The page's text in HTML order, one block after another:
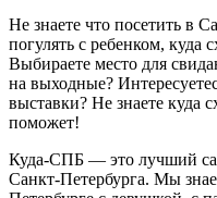
Не знаете что посетить в
погулять с ребенком, куда
Выбираете место для
на выходные?
выставки? Не знаете куда
поможет!
Куда-СПБ — это лучший
Санкт-Петербурга. Мы